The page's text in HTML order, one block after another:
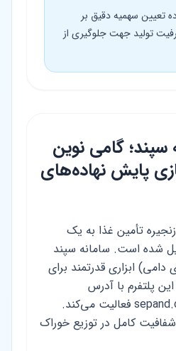
تعیین سهمیه دقیق بر
تولید جهت جلوگیری از
سپند؛ گامی نوین
پایش نهاده‌های
زنجیره تأمین غذا به یک
شده است. سامانه سپند
ابزاری قدرتمند برای
پلتفرم با آدرس
اختصاصی sepand.dourbord.ir فعالیت می‌کند.
کامل در توزیع خوراک